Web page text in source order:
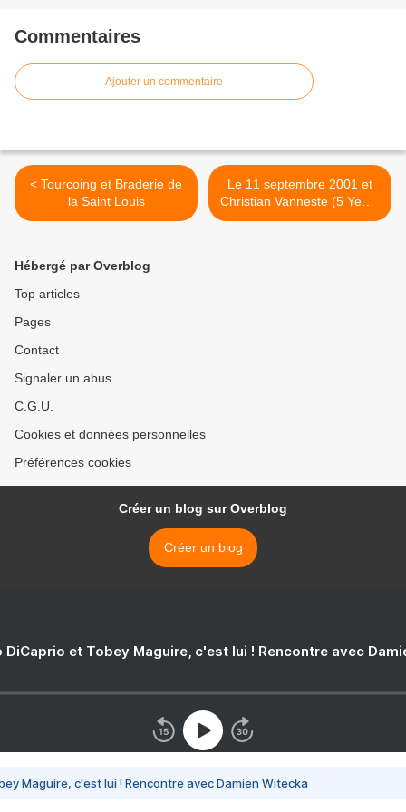
Commentaires
Ajouter un commentaire
< Tourcoing et Braderie de
la Saint Louis
Le 11 septembre 2001 et
Christian Vanneste (5 Years
Later V2) >
Hébergé par Overblog
Top articles
Pages
Contact
Signaler un abus
C.G.U.
Cookies et données personnelles
Préférences cookies
Créer un blog sur Overblog
Créer un blog
DiCaprio et Tobey Maguire, c'est lui ! Rencontre avec
Maguire, c'est lui ! Rencontre avec Damien Witecka